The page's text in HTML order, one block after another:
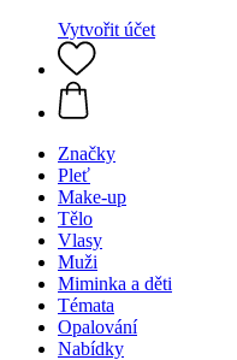
Vytvořit účet
Značky
Pleť
Make-up
Tělo
Vlasy
Muži
Miminka a děti
Témata
Opalování
Nabídky